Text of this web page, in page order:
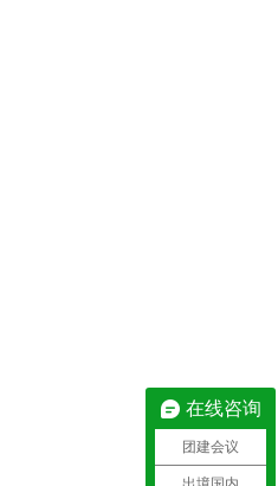
在线咨询
团建会议